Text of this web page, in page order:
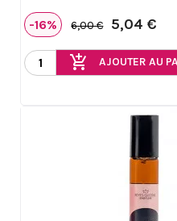
-16% 6,00 € 5,04 €
add_shopping_cart AJOUTER AU